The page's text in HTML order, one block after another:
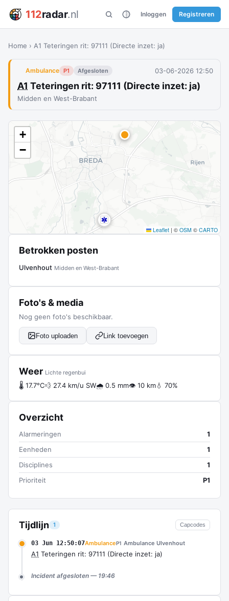
112radar.nl Inloggen Registreren
Home › A1 Teteringen rit: 97111 (Directe inzet: ja)
Ambulance P1 Afgesloten 03-06-2026 12:50
A1 Teteringen rit: 97111 (Directe inzet: ja)
Midden en West-Brabant
Tijdlijn 1 Capcodes
03 Jun 12:50:07AmbulanceP1 Ambulance Ulvenhout
A1 Teteringen rit: 97111 (Directe inzet: ja)
Incident afgesloten — 19:46
+
−
Leaflet | © OSM © CARTO
Betrokken posten
Ulvenhout Midden en West-Brabant
Foto's & media
Nog geen foto's beschikbaar.
Foto uploaden Link toevoegen
Weer Lichte regenbui
🌡 17.7°C💨 27.4 km/u SW🌧 0.5 mm👁 10 km💧 70%
Overzicht
Alarmeringen
1
Eenheden
1
Disciplines
1
Prioriteit
P1